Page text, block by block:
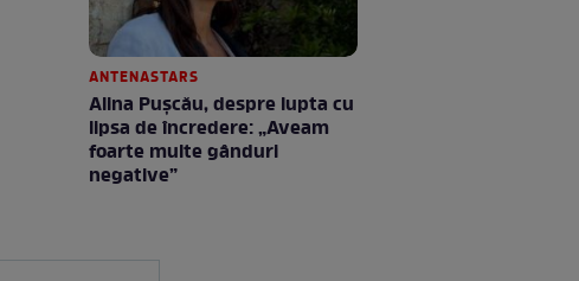
ANTENASTARS
Alina Pușcău, despre lupta cu
lipsa de încredere: „Aveam
foarte multe gânduri
negative”